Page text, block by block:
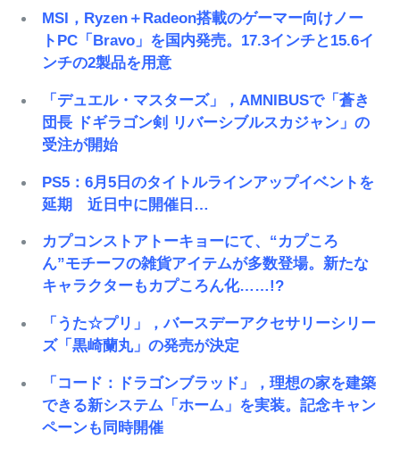
MSI，Ryzen＋Radeon搭載のゲーマー向けノー
トPC「Bravo」を国内発売。17.3インチと15.6イ
ンチの2製品を用意
「デュエル・マスターズ」，AMNIBUSで「蒼き
団長 ドギラゴン剣 リバーシブルスカジャン」の
受注が開始
PS5：6月5日のタイトルラインアップイベントを
延期 近日中に開催日…
カプコンストアトーキョーにて、“カプころ
ん”モチーフの雑貨アイテムが多数登場。新たな
キャラクターもカプころん化……!?
「うた☆プリ」，バースデーアクセサリーシリー
ズ「黒崎蘭丸」の発売が決定
「コード：ドラゴンブラッド」，理想の家を建築
できる新システム「ホーム」を実装。記念キャン
ペーンも同時開催